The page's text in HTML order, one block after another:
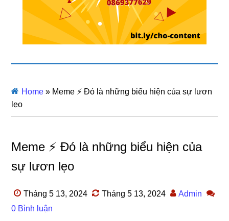
Home » Meme ⚡ Đó là những biểu hiện của sự lươn
lẹo
Meme ⚡ Đó là những biểu hiện của
sự lươn lẹo
Tháng 5 13, 2024 Tháng 5 13, 2024
Admin
0 Bình luận